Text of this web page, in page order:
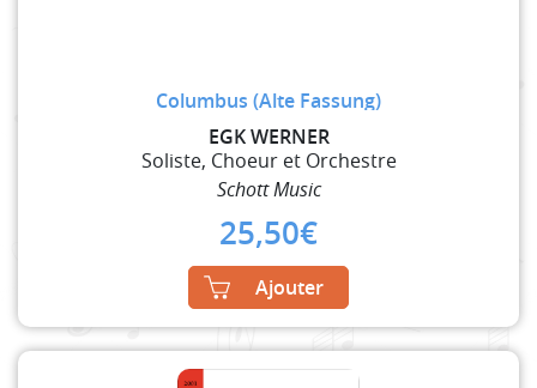
Columbus (Alte Fassung)
EGK WERNER
Soliste, Choeur et Orchestre
Schott Music
25,50€
Ajouter